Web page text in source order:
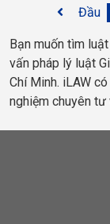
Đầu
Bạn muốn tìm
vấn pháp lý luật
Chí Minh. iLAW
nghiệm chuyên